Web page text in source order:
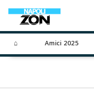
⌂ Amici 2025